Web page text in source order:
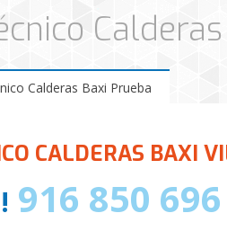
Calderas Baxi Prueba
CALDERAS BAXI
916 850 696